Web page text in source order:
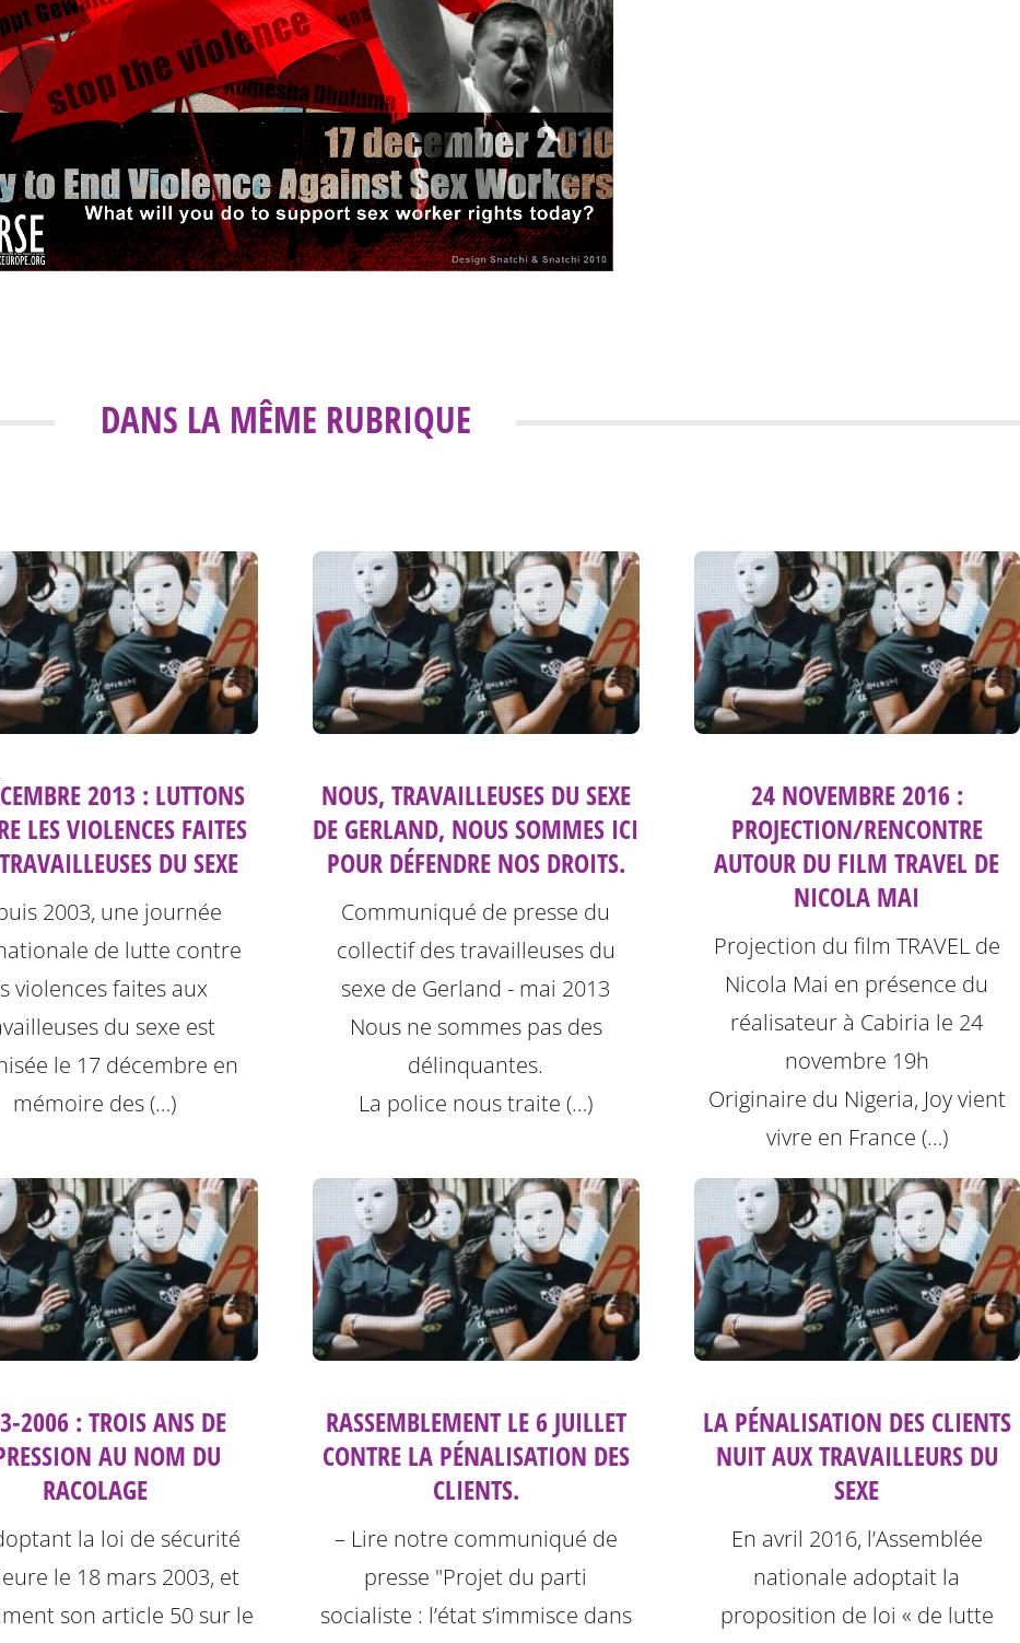
DANS LA MÊME RUBRIQUE
2013 : LUTTONS
LES VIOLENCES FAITES
DU SEXE
2003, une journée
de lutte contre
violences faites aux
du sexe est
le 17 décembre en
mémoire des (…)
NOUS, TRAVAILLEUSES DU SEXE
DE GERLAND, NOUS SOMMES ICI
POUR DÉFENDRE NOS DROITS.
Communiqué de presse du
collectif des travailleuses du
sexe de Gerland - mai 2013
Nous ne sommes pas des
délinquantes.
La police nous traite (…)
24 NOVEMBRE 2016 :
PROJECTION/RENCONTRE
AUTOUR DU FILM TRAVEL DE
NICOLA MAI
Projection du film TRAVEL de
Nicola Mai en présence du
réalisateur à Cabiria le 24
novembre 19h
Originaire du Nigeria, Joy vient
vivre en France (…)
2006 : TROIS ANS DE
AU NOM DU
RACOLAGE
la loi de sécurité
le 18 mars 2003, et
son article 50 sur le
RASSEMBLEMENT LE 6 JUILLET
CONTRE LA PÉNALISATION DES
CLIENTS.
– Lire notre communiqué de
presse "Projet du parti
socialiste : l’état s’immisce dans
LA PÉNALISATION DES CLIENTS
NUIT AUX TRAVAILLEURS DU
SEXE
En avril 2016, l’Assemblée
nationale adoptait la
proposition de loi « de lutte